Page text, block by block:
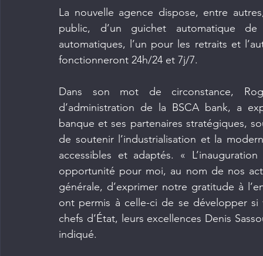
La nouvelle agence dispose, entre
public, d’un guichet automatique
automatiques, l’un pour les retraits et
fonctionneront 24h/24 et 7j/7.
Dans son mot de circonstance,
d’administration de la BSCA bank, a
banque et ses partenaires stratégiques,
de soutenir l’industrialisation et la
accessibles et adaptés. «
opportunité pour moi, au nom de nos
générale, d’exprimer notre gratitude à
ont permis à celle-ci de se développer
chefs d’État, leurs excellences Denis
indiqué.